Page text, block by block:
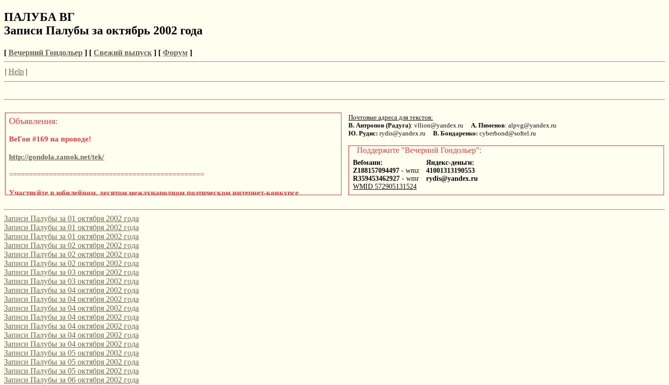
ПАЛУБА ВГ
Записи Палубы за октябрь 2002 года
[ Вечерний Гондольер ] [ Свежий выпуск ] [ Форум ]
| Help |
Объявления:
ВеГон #169 на проводе!
http://gondola.zamok.net/tek/
=================================================
Участвуйте в юбилейном, десятом международном поэтическом интернет-конкурсе
Да, этот конкурс, традиционно привлекающий русскоязычных поэтов самых разных стран мира,
включая поэтов-россиян, проводится уже в десятый раз. Соответствующее положение
опубликовано на его сайте: [url=http://webemlira.ucoz.ru/new...
Почтовые адреса для текстов:
В. Антропов (Радуга): vllion@yandex.ru А. Пименов: alpvg@yandex.ru
Ю. Рудис: rydis@yandex.ru В. Бондаренко: cyberbond@softel.ru
Поддержите "Вечерний Гондольер":
Вебмани:
Z188157094497 - wmz
R359453462927 - wmr
WMID 572905131524
Яндекс-деньги:
41001313190553
rydis@yandex.ru
Записи Палубы за 01 октября 2002 года
Записи Палубы за 01 октября 2002 года
Записи Палубы за 01 октября 2002 года
Записи Палубы за 02 октября 2002 года
Записи Палубы за 02 октября 2002 года
Записи Палубы за 02 октября 2002 года
Записи Палубы за 03 октября 2002 года
Записи Палубы за 03 октября 2002 года
Записи Палубы за 04 октября 2002 года
Записи Палубы за 04 октября 2002 года
Записи Палубы за 04 октября 2002 года
Записи Палубы за 04 октября 2002 года
Записи Палубы за 04 октября 2002 года
Записи Палубы за 04 октября 2002 года
Записи Палубы за 04 октября 2002 года
Записи Палубы за 05 октября 2002 года
Записи Палубы за 05 октября 2002 года
Записи Палубы за 05 октября 2002 года
Записи Палубы за 06 октября 2002 года